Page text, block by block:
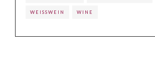
WEISSWEIN WINE